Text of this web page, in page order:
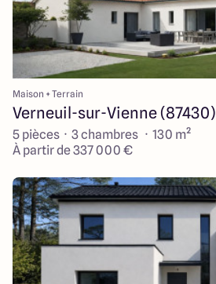
Maison + Terrain
Verneuil-sur-Vienne (87430)
5 pièces · 3 chambres · 130 m²
À partir de 337 000 €